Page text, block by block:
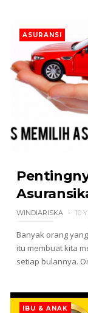
ASURANSI
WINDIARISKA 10
Banyak orang
itu membuat kita
setiap bulannya.
IBU & ANAK